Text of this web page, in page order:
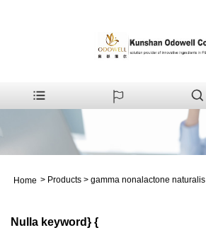
Home > Products > gamma nonalactone naturalis
Nulla keyword} {